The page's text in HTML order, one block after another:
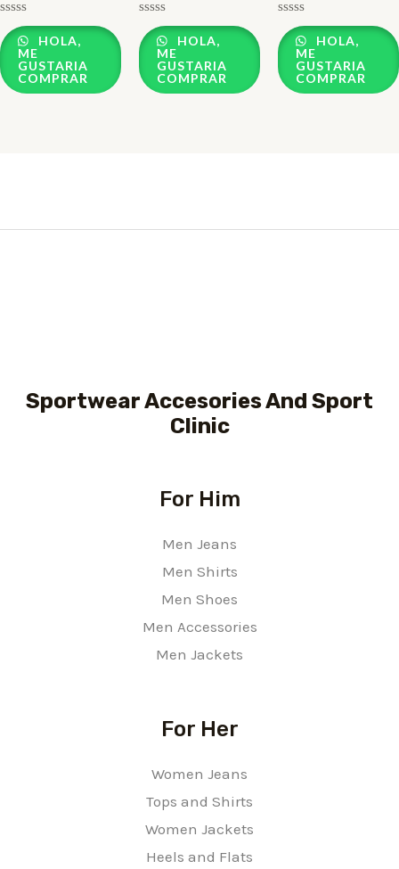
Rated
0
out
5
HOLA,
ME
GUSTARIA
COMPRAR
Rated
0
out
5
HOLA,
ME
GUSTARIA
COMPRAR
Rated
0
out
5
HOLA,
ME
GUSTARIA
COMPRAR
Sportwear Accesories And Sport
Clinic
For Him
Men Jeans
Men Shirts
Men Shoes
Men Accessories
Men Jackets
For Her
Women Jeans
Tops and Shirts
Women Jackets
Heels and Flats